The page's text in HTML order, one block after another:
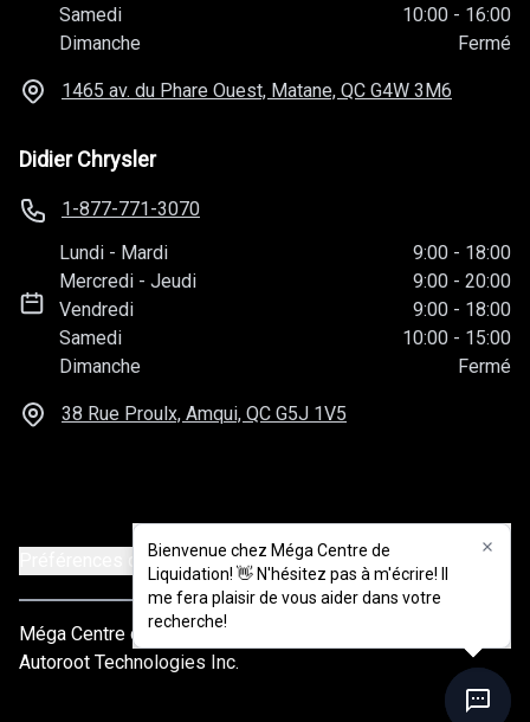
Bienvenue chez Méga Centre de
Liquidation! 👋 N'hésitez pas à m'écrire! Il
me fera plaisir de vous aider dans votre
recherche!
Samedi
10:00 - 16:00
Dimanche
Fermé
1465 av. du Phare Ouest, Matane, QC G4W 3M6
Didier Chrysler
1-877-771-3070
Lundi - Mardi 9:00 - 18:00
Mercredi -Jeudi 9:00 - 20:00
Vendredi
9:00 - 18:00
Samedi
10:00 - 15:00
Dimanche
Fermé
38 Rue Proulx, Amqui, QC G5J 1V5
Préférences de consentement
Méga Centre de liquidation
Autoroot Technologies Inc.
Bienvenue chez Méga Centre de
Liquidation! 👋 N'hésitez pas à m'écrire! Il
me fera plaisir de vous aider dans votre
recherche!